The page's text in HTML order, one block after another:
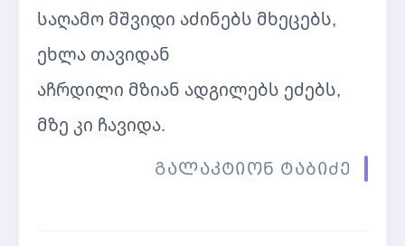
საღამო მშვიდი აძინებს მხეცებს,
ეხლა თავიდან
აჩრდილი მზიან ადგილებს ეძებს,
მზე კი ჩავიდა.
გალაკტიონ ტაბიძე